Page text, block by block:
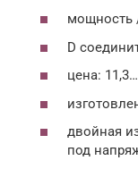
мощность
D
цена:
двойная
под